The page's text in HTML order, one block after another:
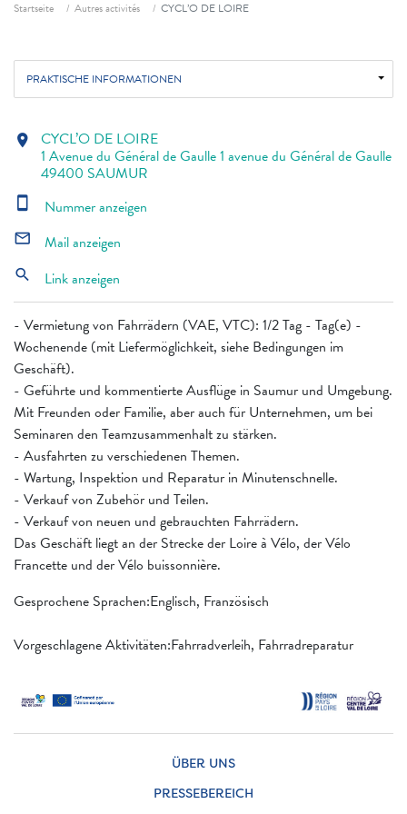
Startseite Autres activités CYCL’O DE LOIRE
PRAKTISCHE INFORMATIONEN
- Vermietung von Fahrrädern (VAE, VTC): 1/2 Tag - Tag(e) -
Wochenende (mit Liefermöglichkeit, siehe Bedingungen im
Geschäft).
- Geführte und kommentierte Ausflüge in Saumur und Umgebung.
Mit Freunden oder Familie, aber auch für Unternehmen, um bei
Seminaren den Teamzusammenhalt zu stärken.
- Ausfahrten zu verschiedenen Themen.
- Wartung, Inspektion und Reparatur in Minutenschnelle.
- Verkauf von Zubehör und Teilen.
- Verkauf von neuen und gebrauchten Fahrrädern.
Das Geschäft liegt an der Strecke der Loire à Vélo, der Vélo
Francette und der Vélo buissonnière.
Gesprochene Sprachen:Englisch, Französisch
Vorgeschlagene Aktivitäten:Fahrradverleih, Fahrradreparatur
location_on CYCL’O DE LOIRE
1 Avenue du Général de Gaulle 1 avenue du Général de Gaulle
49400 SAUMUR
smartphone Nummer anzeigen
mail_outline Mail anzeigen
search Link anzeigen
ÜBER UNS
PRESSEBEREICH